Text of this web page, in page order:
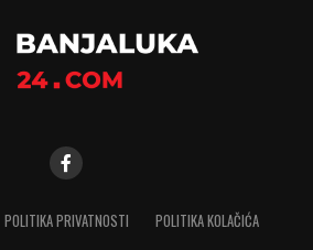
POLITIKA PRIVATNOSTI POLITIKA KOLAČIĆA